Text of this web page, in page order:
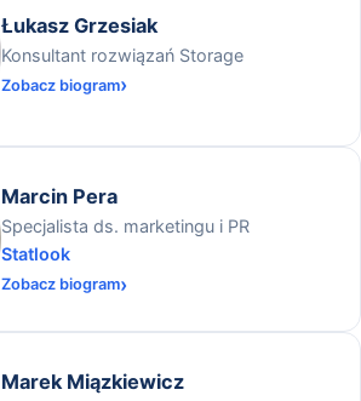
Łukasz Grzesiak
Konsultant rozwiązań Storage
Zobacz biogram
Marcin Pera
Specjalista ds. marketingu i PR
Statlook
Zobacz biogram
Marek Miązkiewicz